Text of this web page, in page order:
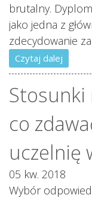
brutalny.
jako jedna z
zdecydowanie za
Czytaj dalej
Stosunki
co
uczelnię
05 kw. 2018
Wybór